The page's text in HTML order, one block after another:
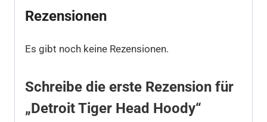
Rezensionen
Es gibt noch keine Rezensionen.
Schreibe die erste Rezension für
„Detroit Tiger Head Hoody“